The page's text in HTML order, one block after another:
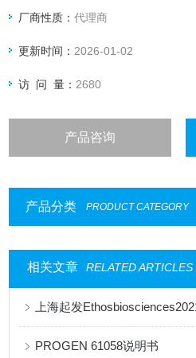
厂商性质：代理商
更新时间： 2026-01-02
访 问 量： 2680
产品咨询
产品分类 PRODUCT CATEGORY
相关文章 RELATED ARTICLES
上海起发
PROGEN 61058说明书